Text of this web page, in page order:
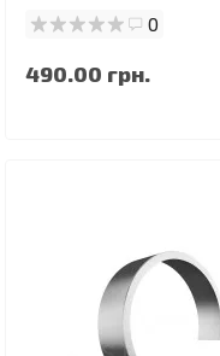
0
490.00 грн.